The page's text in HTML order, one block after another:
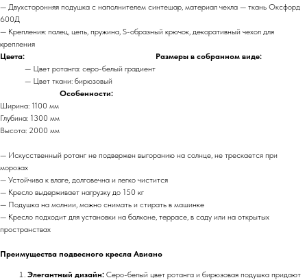
— Двухсторонняя подушка с наполнителем синтешар, материал чехла — ткань Оксфорд
600Д
— Крепления: палец, цепь, пружина, S-образный крючок, декоративный чехол для
крепления
Цвета:
— Цвет ротанга: серо-белый градиент
— Цвет ткани: бирюзовый
Размеры в собранном виде:
Ширина: 1100 мм
Глубина: 1300 мм
Высота: 2000 мм
Особенности:
— Искусственный ротанг не подвержен выгоранию на солнце, не трескается при
морозах
— Устойчива к влаге, долговечна и легко чистится
— Кресло выдерживает нагрузку до 150 кг
— Подушка на молнии, можно снимать и стирать в машинке
— Кресло подходит для установки на балконе, террасе, в саду или на открытых
пространствах
Преимущества подвесного кресла Авиано
Элегантный дизайн: Серо-белый цвет ротанга и бирюзовая подушка придают